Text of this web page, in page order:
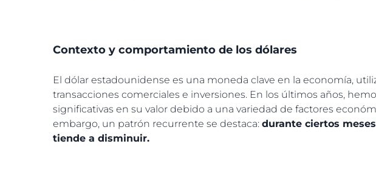
Contexto y comportamiento de los dólares
El dólar estadounidense es una moneda clave en la economía,
transacciones comerciales e inversiones. En los últimos años,
significativas en su valor debido a una variedad de factores
embargo, un patrón recurrente se destaca: durante ciertos
tiende a disminuir.